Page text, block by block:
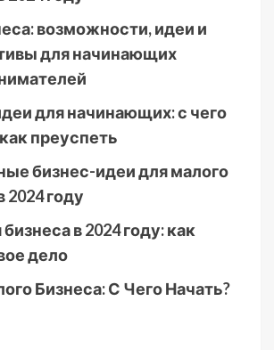
возможности, идеи и
для начинающих
для начинающих: с чего
преуспеть
бизнес-идеи для малого
2024 году
в 2024 году: как
дело
Бизнеса: С Чего Начать?